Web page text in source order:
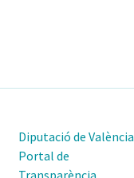
Diputació de València
Portal de
Transparència